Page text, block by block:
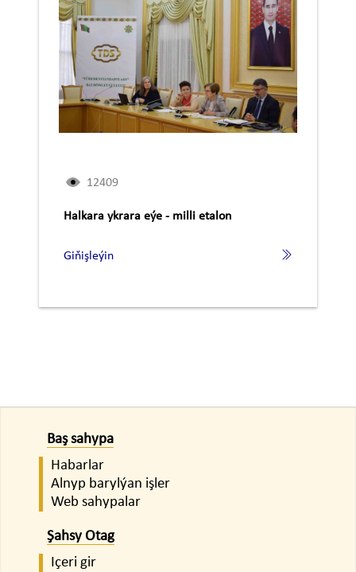
12409
Halkara ykrara eýe - milli etalon
Giňişleýin
Baş sahypa
Habarlar
Alnyp barylýan işler
Web sahypalar
Şahsy Otag
Içeri gir